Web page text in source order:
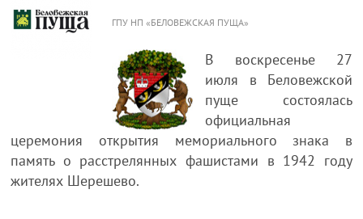
ГПУ НП «БЕЛОВЕЖСКАЯ ПУЩА»
В воскресенье 27
июля в Беловежской
пуще состоялась
официальная
церемония открытия мемориального знака в
память о расстрелянных фашистами в 1942 году
жителях Шерешево.